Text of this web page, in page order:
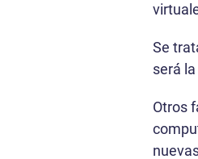
Se
será
Otros